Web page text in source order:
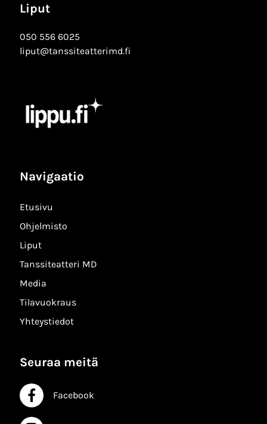
Liput
050 556 6025
liput@tanssiteatterimd.fi
Navigaatio
Etusivu
Ohjelmisto
Liput
Tanssiteatteri MD
Media
Tilavuokraus
Yhteystiedot
Seuraa meitä
Facebook
Facebook